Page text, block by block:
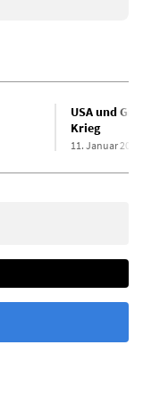
USA und
Krieg
11. Januar 2024